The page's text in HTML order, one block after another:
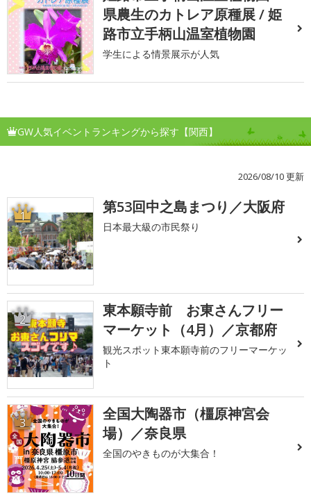
県農生のカトレア原種展 / 姫
路市立手柄山温室植物園
学生による情景展示が人気
GW人気イベントランキングから探す【関西】
2026/08/10 更新
1 第53回中之島まつり／大阪府
日本最大級の市民祭り
2
東本願寺前 お東さんフリー
マーケット（4月）／京都府
観光スポット東本願寺前のフリーマーケッ
ト
3
全国大陶器市（橿原神宮会
場）／奈良県
全国のやきものが大集合！